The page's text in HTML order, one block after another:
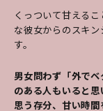
くっついて甘える
な彼女からのスキ
す。
男女問わず「外で
のある人もいると
思う存分、甘い時